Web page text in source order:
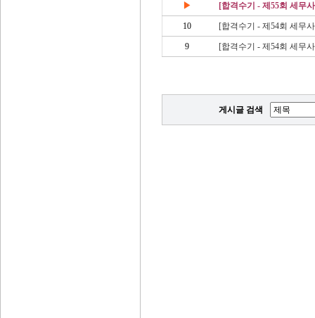
▶ [합격수기 - 제55회 세무
10 [합격수기 - 제54회 세무
9 [합격수기 - 제54회 세무
게시글 검색